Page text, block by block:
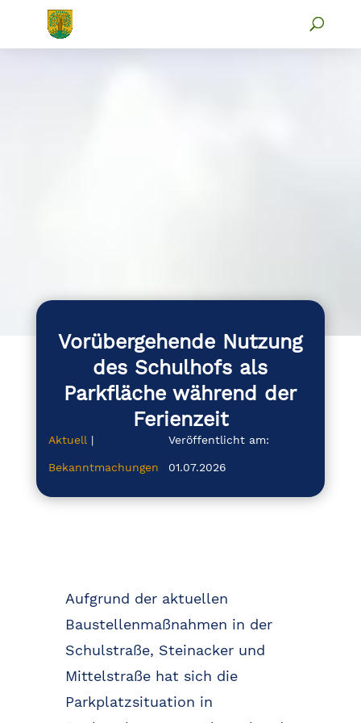
Vorübergehende Nutzung
des Schulhofs als
Parkfläche während der
Ferienzeit
Aktuell|
Bekanntmachungen
Veröffentlicht am:
01.07.2026
Aufgrund der aktuellen
Baustellenmaßnahmen in der
Schulstraße, Steinacker und
Mittelstraße hat sich die
Parkplatzsituation in